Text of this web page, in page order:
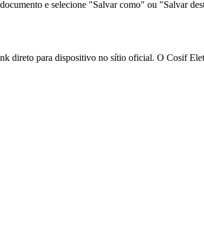
e selecione "Salvar como" ou "Salvar
direto para dispositivo no sítio oficial. O Cosif